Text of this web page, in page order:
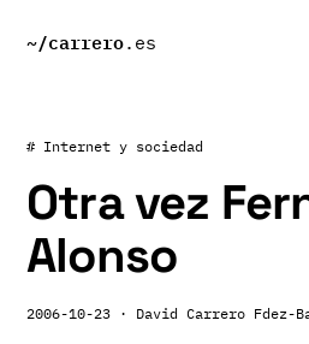
~/carrero.es
# Internet y sociedad
Otra vez
Alonso
2006-10-23 · David Carrero Fdez-